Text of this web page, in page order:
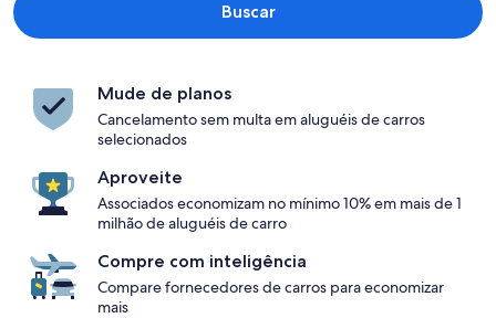
Buscar
Mude de planos
Cancelamento sem multa em aluguéis de carros
selecionados
Aproveite
Associados economizam no mínimo 10% em mais de 1
milhão de aluguéis de carro
Compre com inteligência
Compare fornecedores de carros para economizar
mais